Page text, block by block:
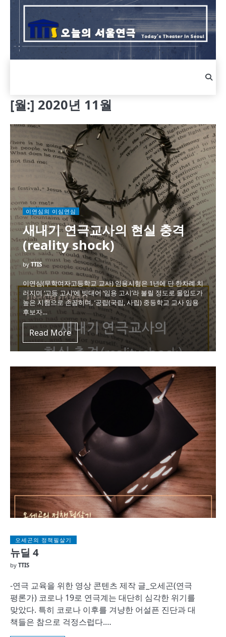
Skip
content
[월:] 2020년 11월
이연심의 이심연심
새내기 연극교사의 현실 충격
(reality shock)
byTTIS
이연심(무학여자고등학교 교사) 임용시험은 1년에 단 한차례 치
러지며 ‘고등 고시’에 빗대어 ‘임용 고시’라 불릴 정도로 몰입도가
높은 시험으로 손꼽히며, ‘공립(국립, 사립) 중등학교 교사 임용
후보자…
Read More
오세곤의 정책필살기
뉴딜 4
by TTIS
-연극 교육을 위한 영상 콘텐츠 제작 글_오세곤(연극
평론가) 코로나 19로 연극계는 대단히 심각한 위기를
맞았다. 특히 코로나 이후를 겨냥한 어설픈 진단과 대
책들은 참으로 걱정스럽다.…